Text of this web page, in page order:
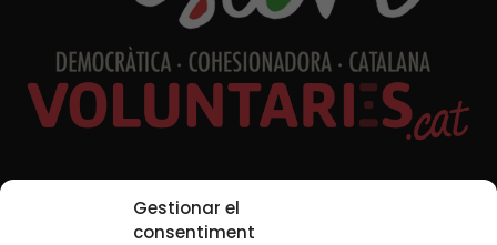
Gestionar el
consentiment
Xarxes Socials